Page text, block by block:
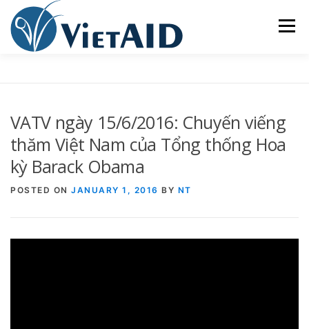
content
Menu
TRUNG TÂM CỘNG ĐỒNG SINH HOẠT
VATV ngày 15/6/2016: Chuyến viếng
thăm Việt Nam của Tổng thống Hoa
kỳ Barack Obama
POSTED ON JANUARY 1, 2016 BY NT